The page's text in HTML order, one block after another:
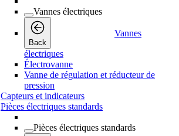
Vannes électriques
Back
Vannes
électriques
Électrovanne
Vanne de régulation et réducteur de
pression
Capteurs et indicateurs
Pièces électriques standards
Pièces électriques standards